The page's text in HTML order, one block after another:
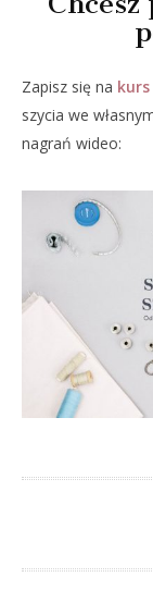
Zapisz się na
szycia we
nagrań wideo: